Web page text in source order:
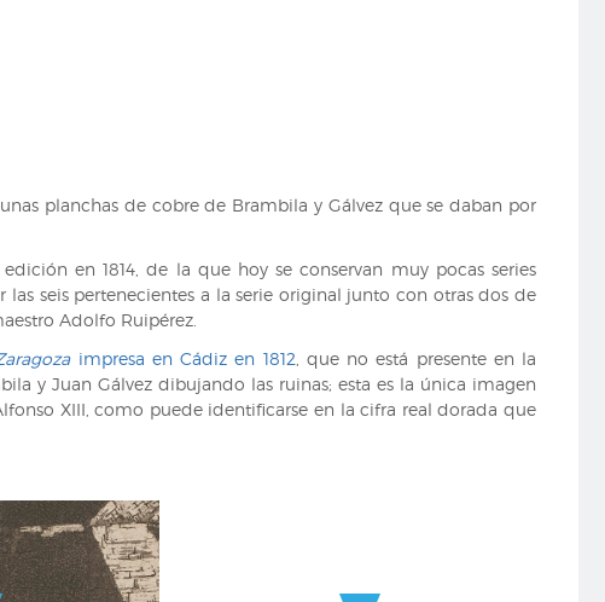
planchas de cobre de Brambila y Gálvez que se daban por
en 1814, de la que hoy se conservan muy pocas series
seis pertenecientes a la serie original junto con otras dos de
Adolfo Ruipérez.
impresa en Cádiz en 1812 , que no está presente en la
y Juan Gálvez dibujando las ruinas; esta es la única imagen
XIII, como puede identificarse en la cifra real dorada que